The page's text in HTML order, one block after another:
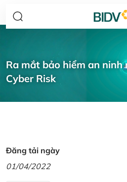
Ra mắt bảo hiểm an ninh
Cyber Risk
Đăng tải ngày
01/04/2022